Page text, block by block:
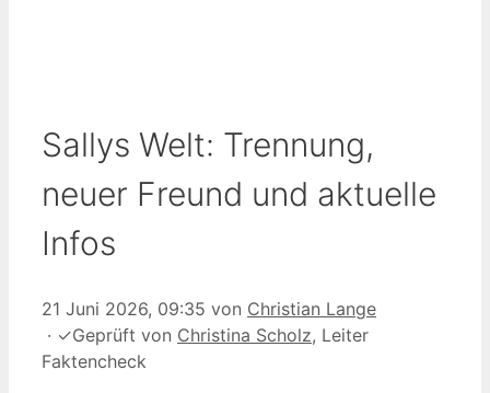
Sallys Welt: Trennung,
neuer Freund und aktuelle
Infos
21 Juni 2026, 09:35 von Christian Lange
· ✓Geprüft von Christina Scholz, Leiter
Faktencheck